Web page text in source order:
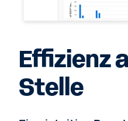
Effizienz
Stelle